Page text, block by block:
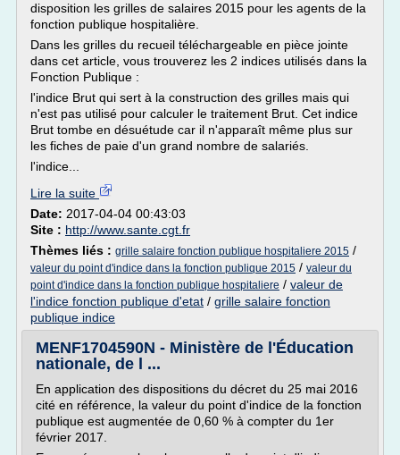
disposition les grilles de salaires 2015 pour les agents de la
fonction publique hospitalière.
Dans les grilles du recueil téléchargeable en pièce jointe
dans cet article, vous trouverez les 2 indices utilisés dans la
Fonction Publique :
l'indice Brut qui sert à la construction des grilles mais qui
n'est pas utilisé pour calculer le traitement Brut. Cet indice
Brut tombe en désuétude car il n'apparaît même plus sur
les fiches de paie d'un grand nombre de salariés.
l'indice...
Lire la suite
Date: 2017-04-04 00:43:03
Site : http://www.sante.cgt.fr
Thèmes liés : grille salaire fonction publique hospitaliere 2015 /
valeur du point d'indice dans la fonction publique 2015 / valeur du
point d'indice dans la fonction publique hospitaliere / valeur de
l'indice fonction publique d'etat / grille salaire fonction
publique indice
MENF1704590N - Ministère de l'Éducation
nationale, de l ...
En application des dispositions du décret du 25 mai 2016
cité en référence, la valeur du point d'indice de la fonction
publique est augmentée de 0,60 % à compter du 1er
février 2017.